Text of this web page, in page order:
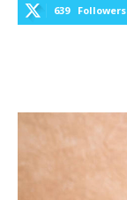
639 Followers